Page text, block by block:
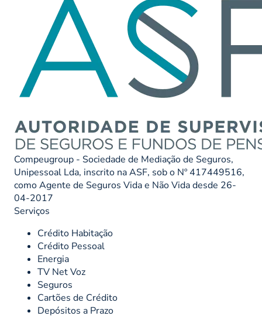
Compeugroup - Sociedade de Mediação de Seguros,
Unipessoal Lda, inscrito na ASF, sob o Nº 417449516,
como Agente de Seguros Vida e Não Vida desde 26-
04-2017
Serviços
Crédito Habitação
Crédito Pessoal
Energia
TV Net Voz
Seguros
Cartões de Crédito
Depósitos a Prazo